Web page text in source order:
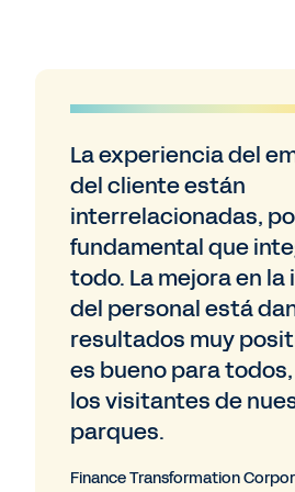
La experiencia del
del cliente están
interrelacionadas,
fundamental que
todo. La mejora en
del personal está
resultados muy
es bueno para
los visitantes de
parques.
Finance Transformation